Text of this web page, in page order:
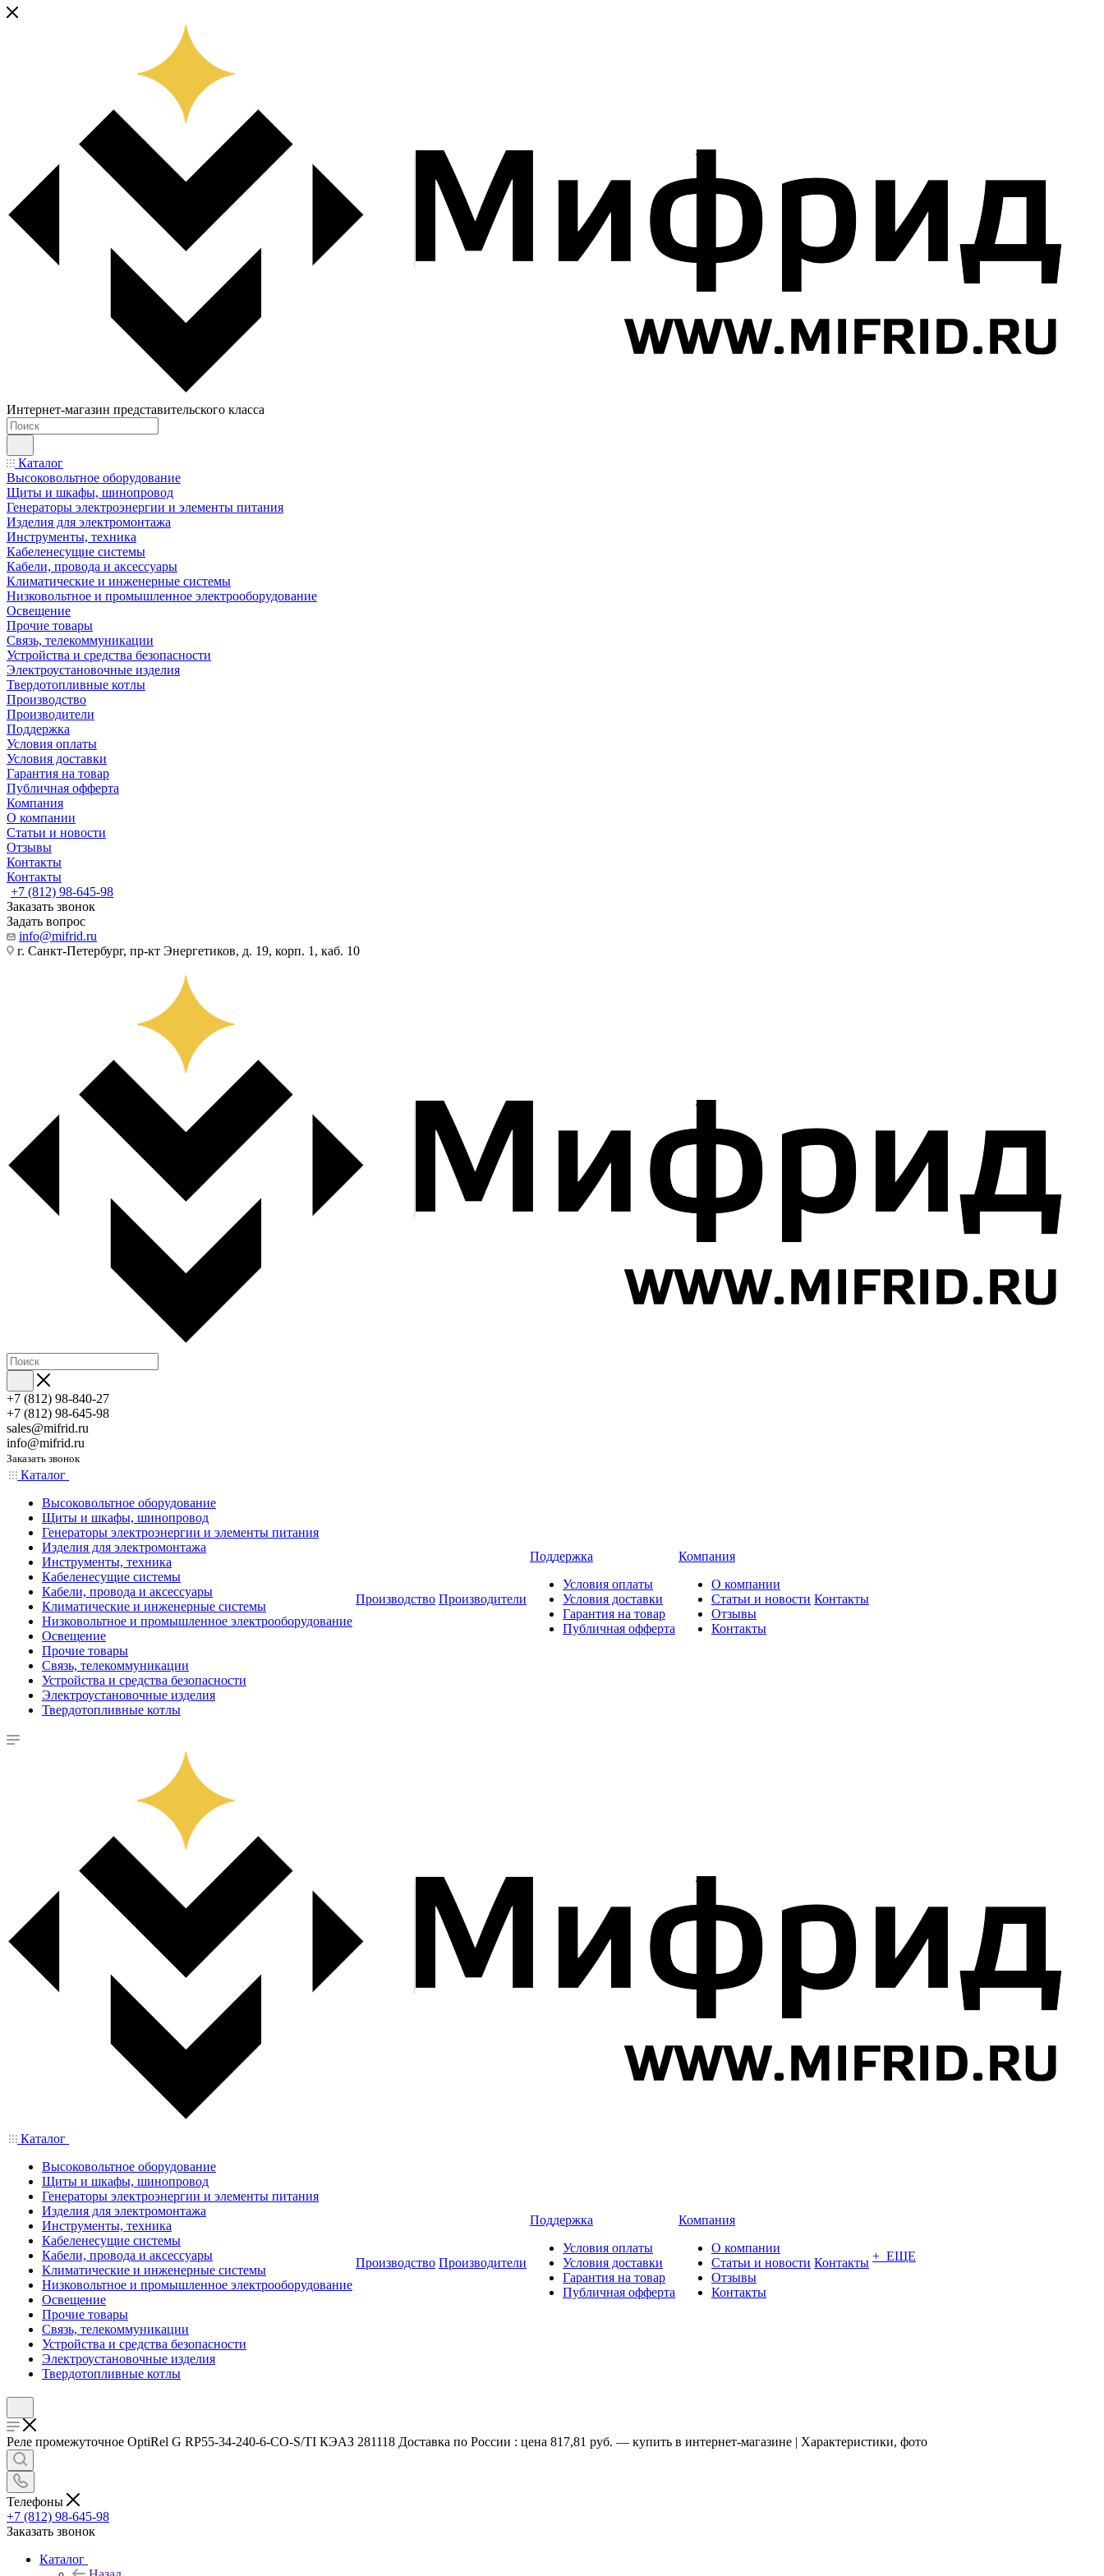
Интернет-магазин представительского класса
Каталог
Высоковольтное оборудование
Щиты и шкафы, шинопровод
Генераторы электроэнергии и элементы питания
Изделия для электромонтажа
Инструменты, техника
Кабеленесущие системы
Кабели, провода и аксессуары
Климатические и инженерные системы
Низковольтное и промышленное электрооборудование
Освещение
Прочие товары
Связь, телекоммуникации
Устройства и средства безопасности
Электроустановочные изделия
Твердотопливные котлы
Производство
Производители
Поддержка
Условия оплаты
Условия доставки
Гарантия на товар
Публичная офферта
Компания
О компании
Статьи и новости
Отзывы
Контакты
Контакты
+7 (812) 98-645-98
Заказать звонок
Задать вопрос
info@mifrid.ru
г. Санкт-Петербург, пр-кт Энергетиков, д. 19, корп. 1, каб. 10
+7 (812) 98-840-27
+7 (812) 98-645-98
sales@mifrid.ru
info@mifrid.ru
Заказать звонок
Каталог
Высоковольтное оборудование
Щиты и шкафы, шинопровод
Генераторы электроэнергии и элементы питания
Изделия для электромонтажа
Инструменты, техника
Кабеленесущие системы
Кабели, провода и аксессуары
Климатические и инженерные системы
Низковольтное и промышленное электрооборудование
Освещение
Прочие товары
Связь, телекоммуникации
Устройства и средства безопасности
Электроустановочные изделия
Твердотопливные котлы
Производство Производители
Поддержка
Условия оплаты
Условия доставки
Гарантия на товар
Публичная офферта
Компания
О компании
Статьи и новости
Отзывы
Контакты
Контакты
Каталог
Высоковольтное оборудование
Щиты и шкафы, шинопровод
Генераторы электроэнергии и элементы питания
Изделия для электромонтажа
Инструменты, техника
Кабеленесущие системы
Кабели, провода и аксессуары
Климатические и инженерные системы
Низковольтное и промышленное электрооборудование
Освещение
Прочие товары
Связь, телекоммуникации
Устройства и средства безопасности
Электроустановочные изделия
Твердотопливные котлы
Производство Производители
Поддержка
Условия оплаты
Условия доставки
Гарантия на товар
Публичная офферта
Компания
О компании
Статьи и новости
Отзывы
Контакты
Контакты + ЕЩЕ
Реле промежуточное OptiRel G RP55-34-240-6-CO-S/TI КЭАЗ 281118 Доставка по России : цена 817,81 руб. — купить в интернет-магазине | Характеристики, фото
Телефоны
+7 (812) 98-645-98
Заказать звонок
Каталог